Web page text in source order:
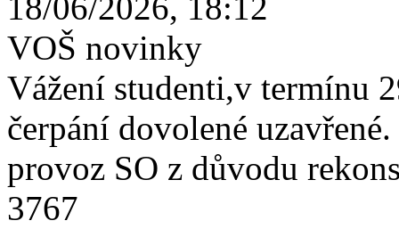
18/06/2026, 18:12
VOŠ novinky
Vážení studenti,v termínu
čerpání dovolené
provoz SO z důvodu
3767